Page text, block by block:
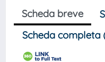
Scheda breve
Scheda completa